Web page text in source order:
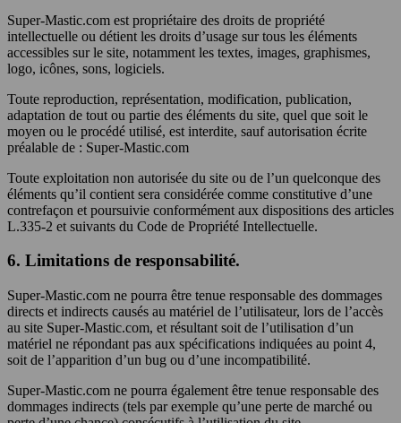
Super-Mastic.com est propriétaire des droits de propriété
intellectuelle ou détient les droits d’usage sur tous les éléments
accessibles sur le site, notamment les textes, images, graphismes,
logo, icônes, sons, logiciels.
Toute reproduction, représentation, modification, publication,
adaptation de tout ou partie des éléments du site, quel que soit le
moyen ou le procédé utilisé, est interdite, sauf autorisation écrite
préalable de : Super-Mastic.com
Toute exploitation non autorisée du site ou de l’un quelconque des
éléments qu’il contient sera considérée comme constitutive d’une
contrefaçon et poursuivie conformément aux dispositions des articles
L.335-2 et suivants du Code de Propriété Intellectuelle.
6. Limitations de responsabilité.
Super-Mastic.com ne pourra être tenue responsable des dommages
directs et indirects causés au matériel de l’utilisateur, lors de l’accès
au site Super-Mastic.com, et résultant soit de l’utilisation d’un
matériel ne répondant pas aux spécifications indiquées au point 4,
soit de l’apparition d’un bug ou d’une incompatibilité.
Super-Mastic.com ne pourra également être tenue responsable des
dommages indirects (tels par exemple qu’une perte de marché ou